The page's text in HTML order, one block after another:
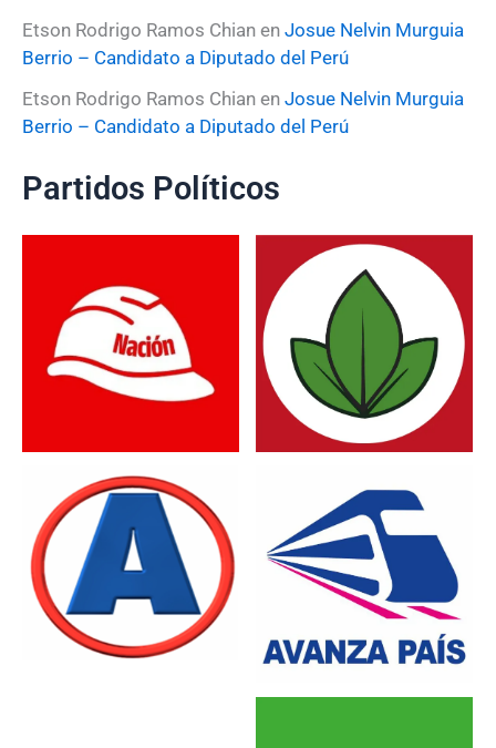
Etson Rodrigo Ramos Chian en Josue Nelvin Murguia
Berrio – Candidato a Diputado del Perú
Etson Rodrigo Ramos Chian en Josue Nelvin Murguia
Berrio – Candidato a Diputado del Perú
Partidos Políticos